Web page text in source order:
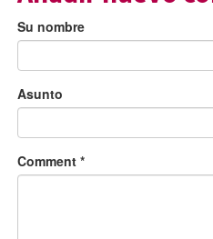
Su nombre
Asunto
Comment *